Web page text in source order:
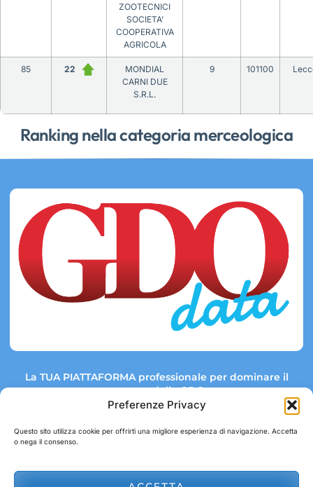
Preferenze Privacy
Questo sito utilizza cookie per offrirti una migliore esperienza di navigazione. Accetta
o nega il consenso.
Ranking nella categoria merceologica
ZOOTECNICI
SOCIETA’
COOPERATIVA
AGRICOLA
85 22
MONDIAL
CARNI DUE
S.R.L.
9 101100
La TUA PIATTAFORMA professionale per dominare il
mercato della GDO.
Link rapidi: